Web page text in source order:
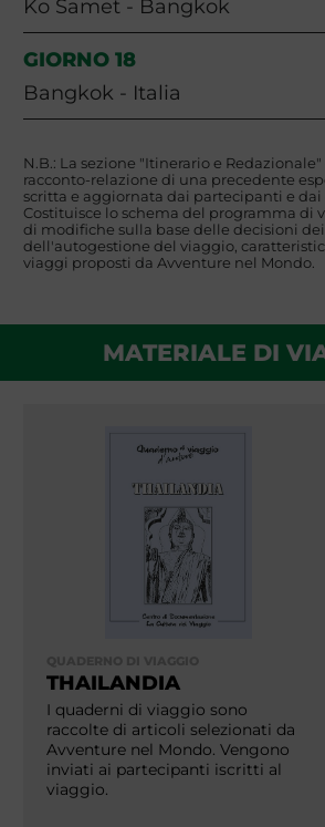
Ko Samet - Bangkok
GIORNO 18
Bangkok - Italia
N.B.: La sezione "Itinerario e
racconto-relazione di una precedente
scritta e aggiornata dai partecipanti e
Costituisce lo schema del programma di
di modifiche sulla base delle decisioni
dell'autogestione del viaggio,
viaggi proposti da Avventure nel Mondo.
MATERIALE DI
THAILANDIA
I quaderni di viaggio sono
raccolte di articoli selezionati da
Avventure nel Mondo. Vengono
inviati ai partecipanti iscritti al
viaggio.